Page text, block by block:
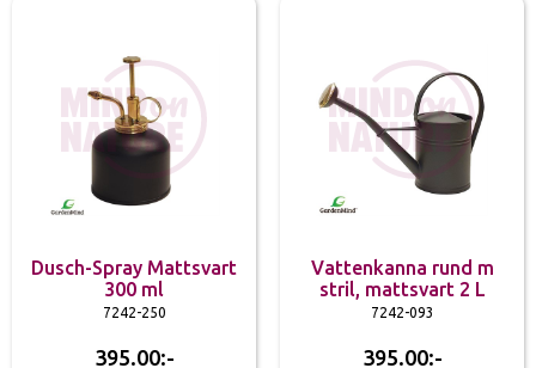
Dusch-Spray Mattsvart
300 ml
7242-250
395.00
Vattenkanna rund m
stril, mattsvart 2 L
7242-093
395.00